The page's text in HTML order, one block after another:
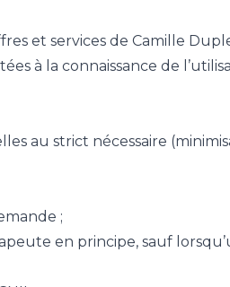
et services de Camille
à la connaissance de
au strict nécessaire
;
en principe, sauf